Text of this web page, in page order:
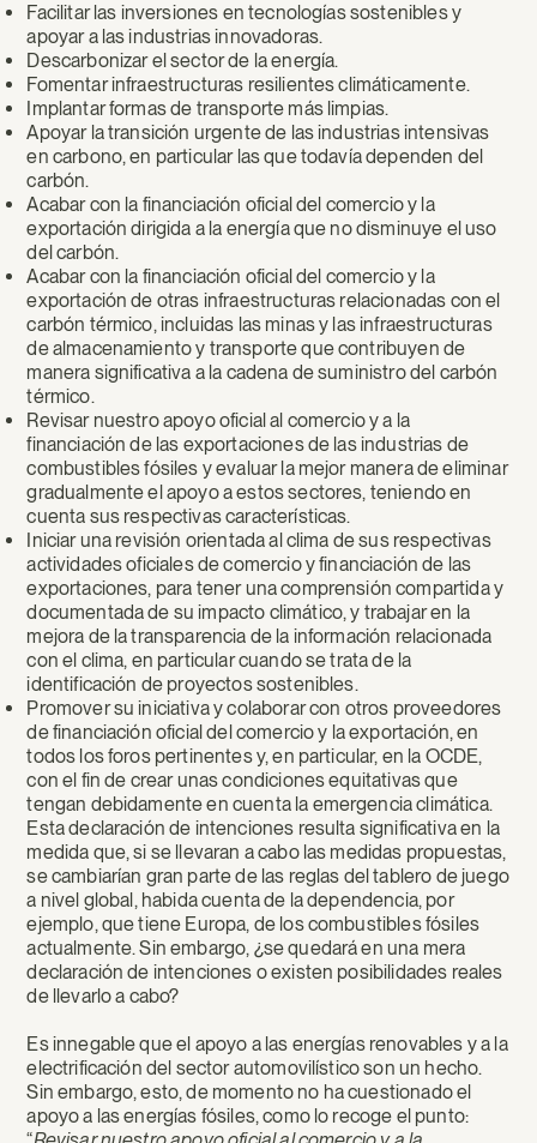
Facilitar las inversiones en tecnologías sostenibles y
apoyar a las industrias innovadoras.
Descarbonizar el sector de la energía.
Fomentar infraestructuras resilientes climáticamente.
Implantar formas de transporte más limpias.
Apoyar la transición urgente de las industrias intensivas
en carbono, en particular las que todavía dependen del
carbón.
Acabar con la financiación oficial del comercio y la
exportación dirigida a la energía que no disminuye el uso
del carbón.
Acabar con la financiación oficial del comercio y la
exportación de otras infraestructuras relacionadas con el
carbón térmico, incluidas las minas y las infraestructuras
de almacenamiento y transporte que contribuyen de
manera significativa a la cadena de suministro del carbón
térmico.
Revisar nuestro apoyo oficial al comercio y a la
financiación de las exportaciones de las industrias de
combustibles fósiles y evaluar la mejor manera de eliminar
gradualmente el apoyo a estos sectores, teniendo en
cuenta sus respectivas características.
Iniciar una revisión orientada al clima de sus respectivas
actividades oficiales de comercio y financiación de las
exportaciones, para tener una comprensión compartida y
documentada de su impacto climático, y trabajar en la
mejora de la transparencia de la información relacionada
con el clima, en particular cuando se trata de la
identificación de proyectos sostenibles.
Promover su iniciativa y colaborar con otros proveedores
de financiación oficial del comercio y la exportación, en
todos los foros pertinentes y, en particular, en la OCDE,
con el fin de crear unas condiciones equitativas que
tengan debidamente en cuenta la emergencia climática.
Esta declaración de intenciones resulta significativa en la
medida que, si se llevaran a cabo las medidas propuestas,
se cambiarían gran parte de las reglas del tablero de juego
a nivel global, habida cuenta de la dependencia, por
ejemplo, que tiene Europa, de los combustibles fósiles
actualmente. Sin embargo, ¿se quedará en una mera
declaración de intenciones o existen posibilidades reales
de llevarlo a cabo?
Es innegable que el apoyo a las energías renovables y a la
electrificación del sector automovilístico son un hecho.
Sin embargo, esto, de momento no ha cuestionado el
apoyo a las energías fósiles, como lo recoge el punto: